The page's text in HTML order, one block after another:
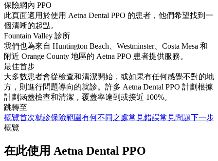
保險網內 PPO
此頁面適用於使用 Aetna Dental PPO 的患者，他們希望找到一
個清晰的起點。
Fountain Valley 診所
我們也為來自 Huntington Beach、Westminster、Costa Mesa 和
附近 Orange County 地區的 Aetna PPO 患者提供服務。
最佳首步
大多數患者會從檢查和清潔開始，或如果有任何感覺不對的地
方，則進行問題導向的就診。許多 Aetna Dental PPO 計劃根據
計劃涵蓋檢查和清潔，覆蓋率達到或接近 100%。
跳轉至
概覽首次就診保險範圍有何不同之處常見錯誤常見問題下一步
概覽
在此使用 Aetna Dental PPO